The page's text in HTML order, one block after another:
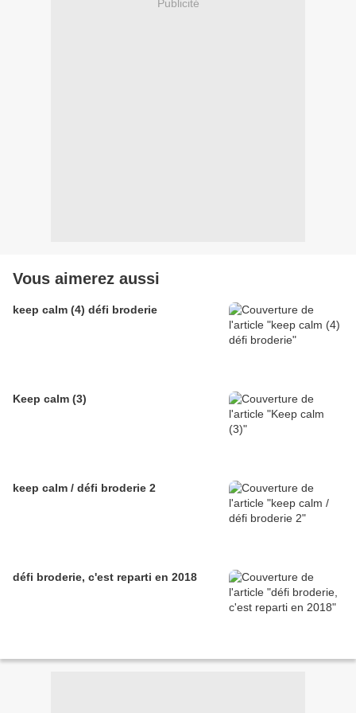
Publicité
Vous aimerez aussi
keep calm (4) défi broderie
Keep calm (3)
keep calm / défi broderie 2
défi broderie, c'est reparti en 2018